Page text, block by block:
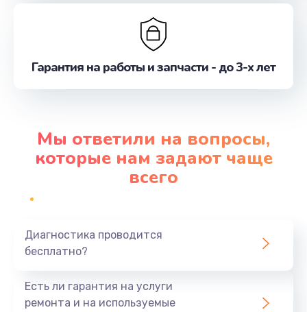
Гарантия на работы и запчасти - до 3-х лет
Мы ответили на вопросы,
которые нам задают чаще
всего
Диагностика проводится
бесплатно?
Есть ли гарантия на услуги
ремонта и на используемые